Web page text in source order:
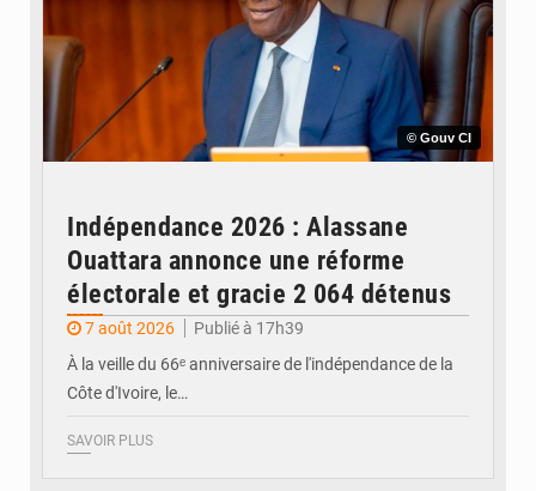
© Gouv CI
Indépendance 2026 : Alassane
Ouattara annonce une réforme
électorale et gracie 2 064 détenus
7 août 2026
Publié à 17h39
À la veille du 66ᵉ anniversaire de l'indépendance de la
Côte d'Ivoire, le…
SAVOIR PLUS